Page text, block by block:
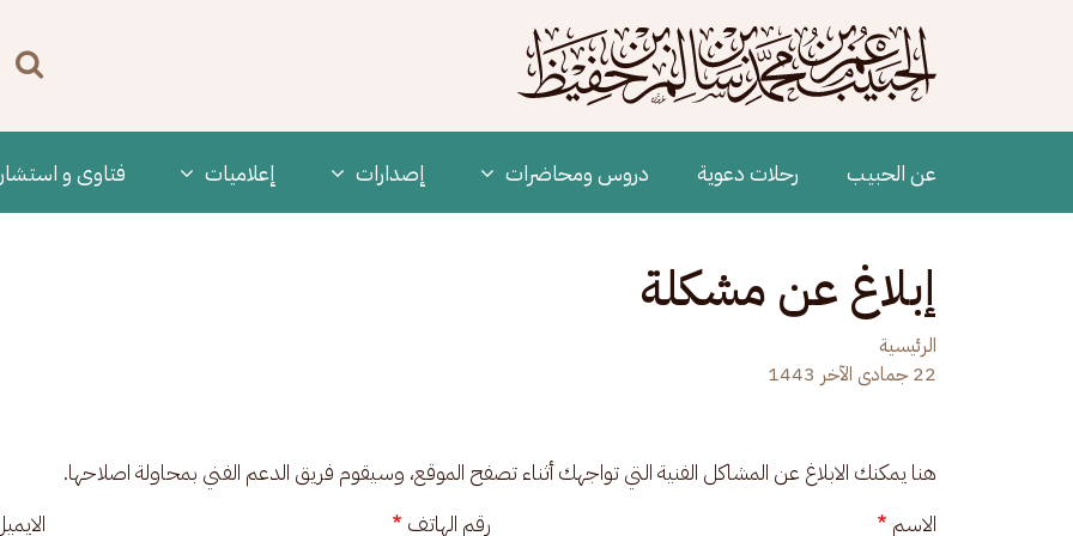
Main navigation
عن الحبيب رحلات دعوية دروس ومحاضرات ‫إصدارات إعلاميات فتاوى و
إبلاغ عن مشكلة
الرئيسية
22 جمادى الآخر 1443
هنا يمكنك الابلاغ عن المشاكل الفنية التي تواجهك أثناء تصفح الموقع، وسيقوم فريق الدعم الفني بمحاولة اصلاحها.
الاسم
رقم الهاتف